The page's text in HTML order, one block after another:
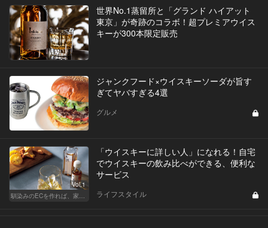
世界No.1蒸留所と「グランド ハイアット
東京」が奇跡のコラボ！超プレミアウイス
キーが300本限定販売
ジャンクフード×ウイスキーソーダが旨す
ぎてヤバすぎる4選
グルメ
Vol.1
馴染みのECを作れば、家飲みが変わる！
「ウイスキーに詳しい人」になれる！自宅
でウイスキーの飲み比べができる、便利な
サービス
ライフスタイル